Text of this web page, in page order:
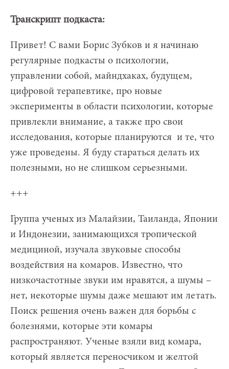
Транскрипт подкаста:
Привет! С вами Борис Зубков и я начинаю
регулярные подкасты о психологии,
управлении собой, майндхаках, будущем,
цифровой терапевтике, про новые
эксперименты в области психологии, которые
привлекли внимание, а также про свои
исследования, которые планируются и те, что
уже проведены. Я буду стараться делать их
полезными, но не слишком серьезными.
+++
Группа ученых из Малайзии, Таиланда, Японии
и Индонезии, занимающихся тропической
медициной, изучала звуковые способы
воздействия на комаров. Известно, что
низкочастотные звуки им нравятся, а шумы –
нет, некоторые шумы даже мешают им летать.
Поиск решения очень важен для борьбы с
болезнями, которые эти комары
распространяют. Ученые взяли вид комара,
который является переносчиком и желтой